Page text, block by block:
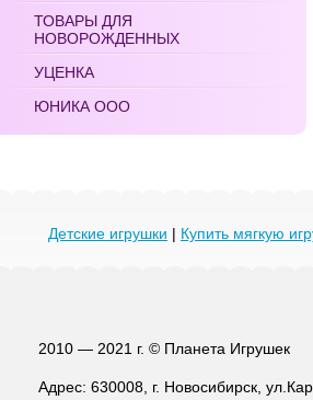
ТОВАРЫ ДЛЯ
НОВОРОЖДЕННЫХ
УЦЕНКА
ЮНИКА ООО
Детские игрушки | Купить мягкую
2010 — 2021 г. © Планета Игрушек
Адрес: 630008, г. Новосибирск,